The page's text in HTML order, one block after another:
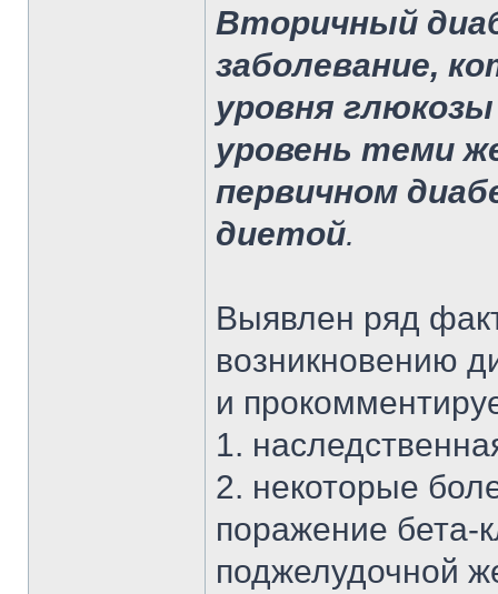
Вторичный
заболевание,
уровня
уровень теми
первичном
диетой.
Выявлен ряд
возникновению
и
1.
2. некоторые
поражение бета-
поджелудочной